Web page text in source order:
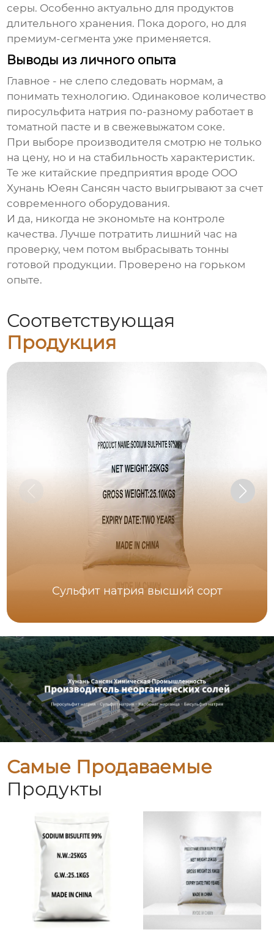
серы. Особенно актуально для продуктов
длительного хранения. Пока дорого, но для
премиум-сегмента уже применяется.
Выводы из личного опыта
Главное - не слепо следовать нормам, а
понимать технологию. Одинаковое количество
пиросульфита натрия по-разному работает в
томатной пасте и в свежевыжатом соке.
При выборе производителя смотрю не только
на цену, но и на стабильность характеристик.
Те же китайские предприятия вроде OOO
Хунань Юеян Сансян часто выигрывают за счет
современного оборудования.
И да, никогда не экономьте на контроле
качества. Лучше потратить лишний час на
проверку, чем потом выбрасывать тонны
готовой продукции. Проверено на горьком
опыте.
Соответствующая
Продукция
Сульфит натрия высший сорт
Самые Продаваемые
Продукты